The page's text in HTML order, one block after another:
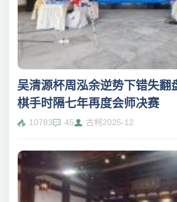
吴清源杯周泓余逆势下错失翻
棋手时隔七年再度会师决赛
10783 45 古柯2025-12